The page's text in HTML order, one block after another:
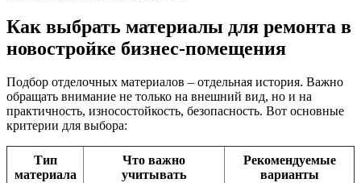
Как выбрать материалы для ремонта в
новостройке бизнес-помещения
Подбор отделочных материалов – отдельная история. Важно
обращать внимание не только на внешний вид, но и на
практичность, износостойкость, безопасность. Вот основные
критерии для выбора:
Тип
материала
Что важно
учитывать
Рекомендуемые
варианты